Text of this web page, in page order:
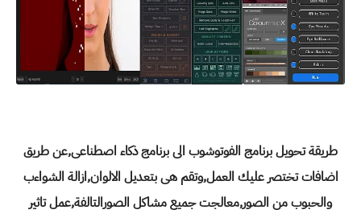
طريقة تحويل برنامج الفوتوشوب الى برنامج ذكاء اصطناعى,عن طريق
اضافات تختصر عليك العمل,وتقم هى بتعديل الالوان,ازالة الشواءب
والحبوب من الصور,معالجت جميع مشاكل الصورالتالفة,عمل تاثير